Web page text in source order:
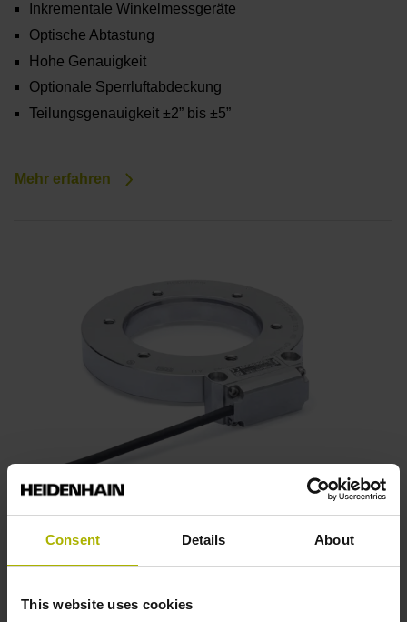
Consent Details About
This website uses cookies
Inkrementale Winkelmessgeräte
Optische Abtastung
Hohe Genauigkeit
Optionale Sperrluftabdeckung
Teilungsgenauigkeit ±2” bis ±5”
Mehr erfahren
Absolute Winkelmessgeräte